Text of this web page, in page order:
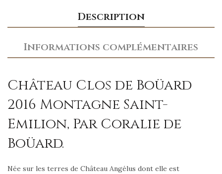
Description
Informations complémentaires
Château Clos de Boüard
2016 Montagne Saint-
Emilion, Par Coralie de
Boüard.
Née sur les terres de Château Angélus dont elle est